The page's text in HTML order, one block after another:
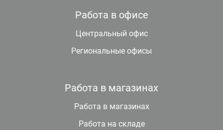
Работа в офисе
Центральный офис
Региональные офисы
Работа в магазинах
Работа в магазинах
Работа на складе